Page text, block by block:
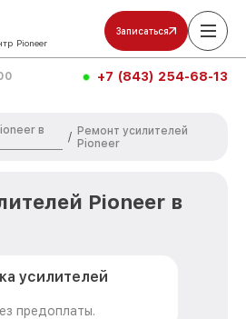
Pioneer
Записаться
+7 (843) 254-68-13
в
/ Ремонт усилителей
Pioneer
Pioneer в
усилителей
предоплаты.